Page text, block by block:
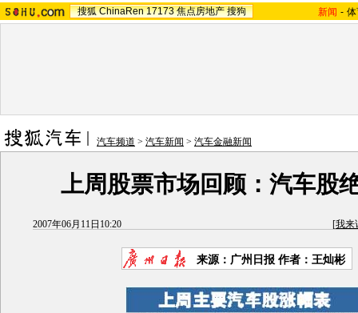
搜狐 ChinaRen 17173 焦点房地产 搜狗 新闻 -
汽车频道 > 汽车新闻 > 汽车金融新闻
上周股票市场回顾：汽车股
2007年06月11日10:20 [我来
来源：广州日报 作者：王灿彬